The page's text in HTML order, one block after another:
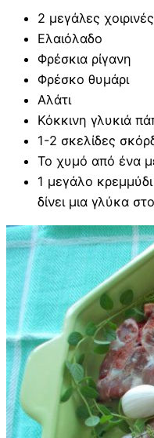
2 μεγάλες
Ελαιόλαδο
Φρέσκια ρίγανη
Φρέσκο θυμάρι
Αλάτι
Κόκκινη γλυκιά
1-2 σκελίδες
Το χυμό από ένα
1 μεγάλο
δίνει μια γλύκα